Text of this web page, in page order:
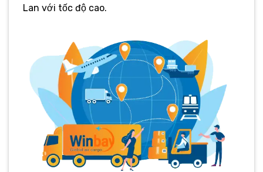
Lan với tốc độ cao.